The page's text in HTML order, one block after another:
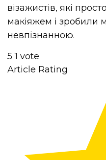
візажистів, які
макіяжем і зробили
невпізнанною.
5 1 vote
Article Rating